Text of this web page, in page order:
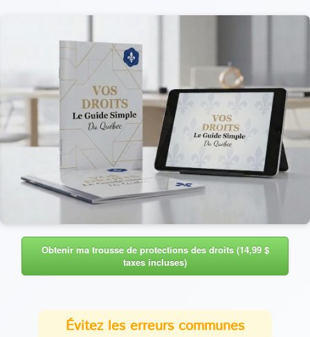
Obtenir ma trousse de protections des droits (14,99 $
taxes incluses)
Évitez les erreurs communes